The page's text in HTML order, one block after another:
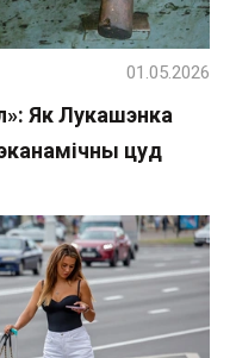
Як Лукашэнка
цуд
01.05.2026